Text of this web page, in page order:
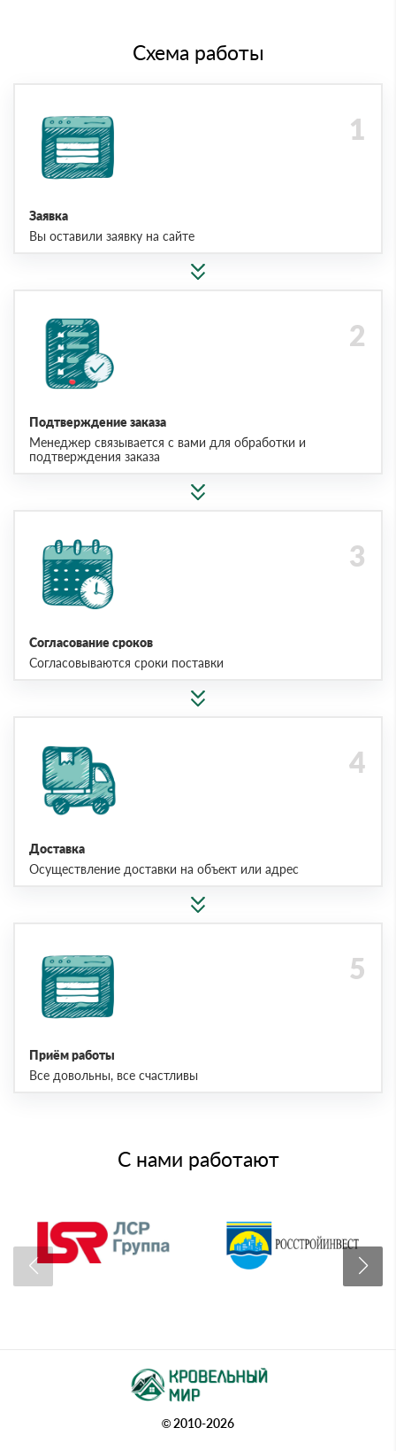
Схема работы
Заявка
Вы оставили заявку на сайте
Подтверждение заказа
Менеджер связывается с вами для обработки и
подтверждения заказа
Согласование сроков
Согласовываются сроки поставки
Доставка
Осуществление доставки на объект или адрес
Приём работы
Все довольны, все счастливы
С нами работают
© 2010-2026